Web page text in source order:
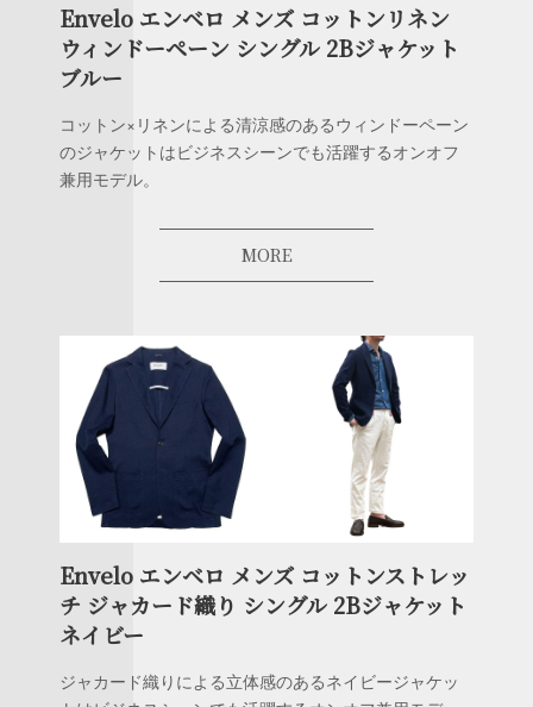
Envelo エンベロ メンズ コットンリネン
ウィンドーペーン シングル 2Bジャケット
ブルー
コットン×リネンによる清涼感のあるウィンドーペーン
のジャケットはビジネスシーンでも活躍するオンオフ
兼用モデル。
MORE
Envelo エンベロ メンズ コットンストレッ
チ ジャカード織り シングル 2Bジャケット
ネイビー
ジャカード織りによる立体感のあるネイビージャケッ